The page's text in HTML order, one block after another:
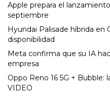
Apple prepara el
septiembre
Hyundai Palisade híbrida en
disponibilidad
Meta confirma que su IA
empresa
Oppo Reno 16 5G + Bubble:
VIDEO